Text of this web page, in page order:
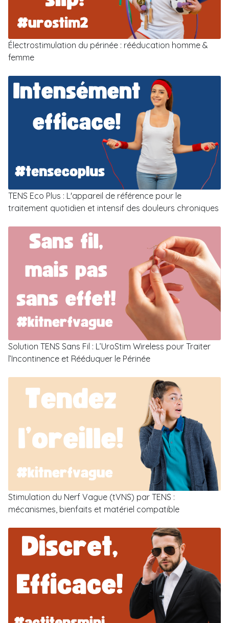
Électrostimulation du périnée : rééducation homme &
femme
TENS Eco Plus : L'appareil de référence pour le
traitement quotidien et intensif des douleurs chroniques
Solution TENS Sans Fil : L’UroStim Wireless pour Traiter
l’Incontinence et Rééduquer le Périnée
Stimulation du Nerf Vague (tVNS) par TENS :
mécanismes, bienfaits et matériel compatible